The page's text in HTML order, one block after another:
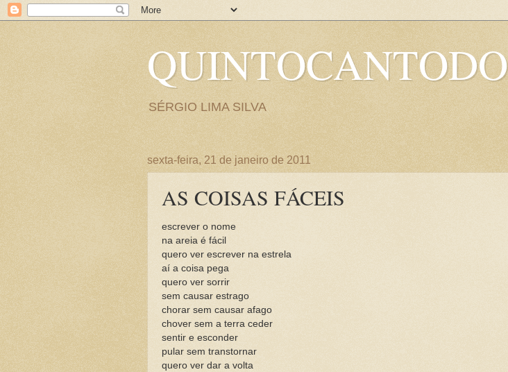
SÉRGIO LIMA SILVA
sexta-feira, 21 de janeiro de 2011
AS COISAS FÁCEIS
escrever o nome
na areia é fácil
quero ver escrever na estrela
aí a coisa pega
quero ver sorrir
sem causar estrago
chorar sem causar afago
chover sem a terra ceder
sentir e esconder
pular sem transtornar
quero ver dar a volta